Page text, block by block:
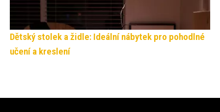
Dětský stolek a židle: Ideální nábytek pro pohodlné
učení a kreslení